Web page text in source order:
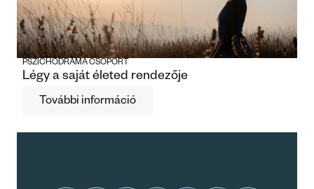
PSZICHODRÁMA CSOPORT
Légy a saját életed rendezője
További információ